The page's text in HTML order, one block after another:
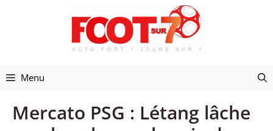
Menu
Mercato PSG : Létang lâche